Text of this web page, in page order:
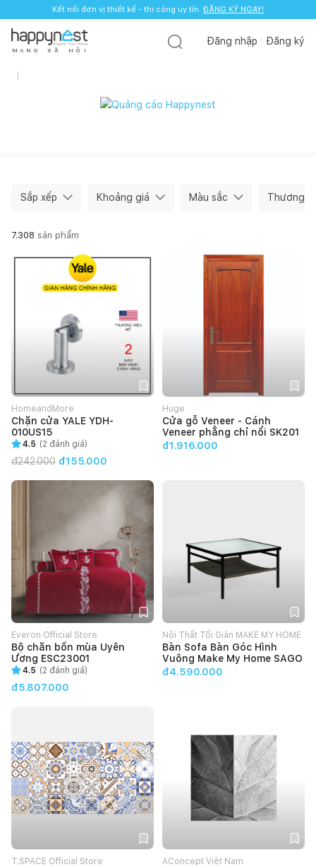
Kết nối đơn vị thiết kế - thi công uy tín. ĐĂNG KÝ NGAY!
M Ạ N G X Ã H Ộ I
Đăng nhập Đăng ký
Sắp xếp Khoảng giá Màu sắc Thương
7.308 sản phẩm
HomeandMore
Chặn cửa YALE YDH-
010US15
4.5 (2 đánh giá)
đ242.000 đ155.000
Huge
Cửa gỗ Veneer - Cánh
Veneer phẳng chỉ nổi SK201
đ1.916.000
Everon Official Store
Bộ chăn bốn mùa Uyên
Ương ESC23001
4.5 (2 đánh giá)
đ5.807.000
Nội Thất Tối Giản MAKE MY HOME
Bàn Sofa Bàn Góc Hình
Vuông Make My Home SAGO
đ4.590.000
T.SPACE Official Store AConcept Việt Nam